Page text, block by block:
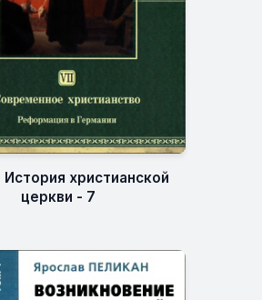
христианской
церкви - 7